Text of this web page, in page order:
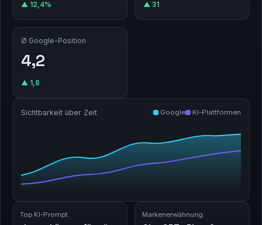
▲ 12,4% ▲ 31
Ø Google-Position
4,2
▲ 1,8
Sichtbarkeit über Zeit Google KI-Plattformen
Top KI-Prompt Markenerwähnung